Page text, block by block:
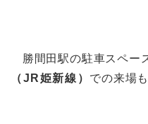
勝間田駅の駐車スペー
（JR姫新線） での来場